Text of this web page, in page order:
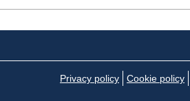
Privacy policy Cookie policy